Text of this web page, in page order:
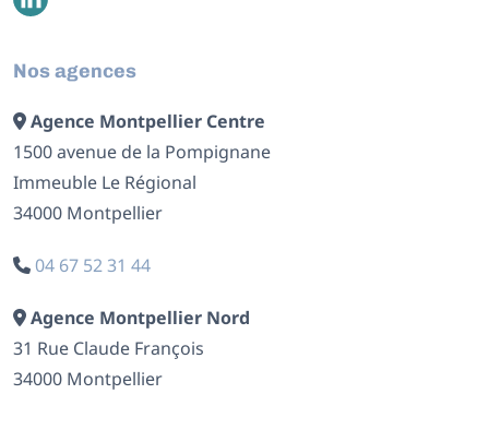
Nos agences
Agence Montpellier Centre
1500 avenue de la Pompignane
Immeuble Le Régional
34000 Montpellier
04 67 52 31 44
Agence Montpellier Nord
31 Rue Claude François
34000 Montpellier